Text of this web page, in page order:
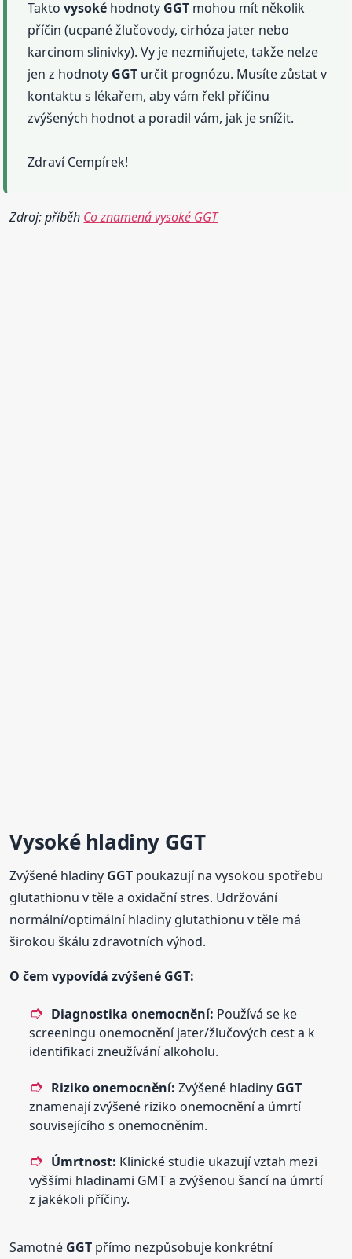
Taktovysoké hodnoty GGT mohou mít několik
příčin (ucpané žlučovody, cirhóza jater nebo
karcinom slinivky). Vy je nezmiňujete, takže nelze
jen z hodnoty GGT určit prognózu. Musíte zůstat v
kontaktu s lékařem, aby vám řekl příčinu
zvýšených hodnot a poradil vám, jak je snížit.
Zdraví Cempírek!
Zdroj: příběh Co znamená vysoké GGT
Vysokéhladiny GGT
Zvýšené hladiny GGT poukazují na vysokou spotřebu
glutathionu v těle a oxidační stres. Udržování
normální/optimální hladiny glutathionu v těle má
širokou škálu zdravotních výhod.
O čem vypovídá zvýšené GGT:
Diagnostika onemocnění: Používá se ke
screeningu onemocnění jater/žlučových cest a k
identifikaci zneužívání alkoholu.
Riziko onemocnění: Zvýšené hladiny GGT
znamenají zvýšené riziko onemocnění a úmrtí
souvisejícího s onemocněním.
Úmrtnost: Klinické studie ukazují vztah mezi
vyššími hladinami GMT a zvýšenou šancí na úmrtí
z jakékoli příčiny.
Samotné GGT přímo nezpůsobuje konkrétní